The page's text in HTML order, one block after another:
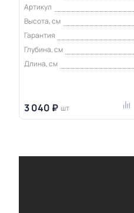
Артикул
Высота, см
Гарантия
Глубина, см
Длина, см
3 040 ₽ шт